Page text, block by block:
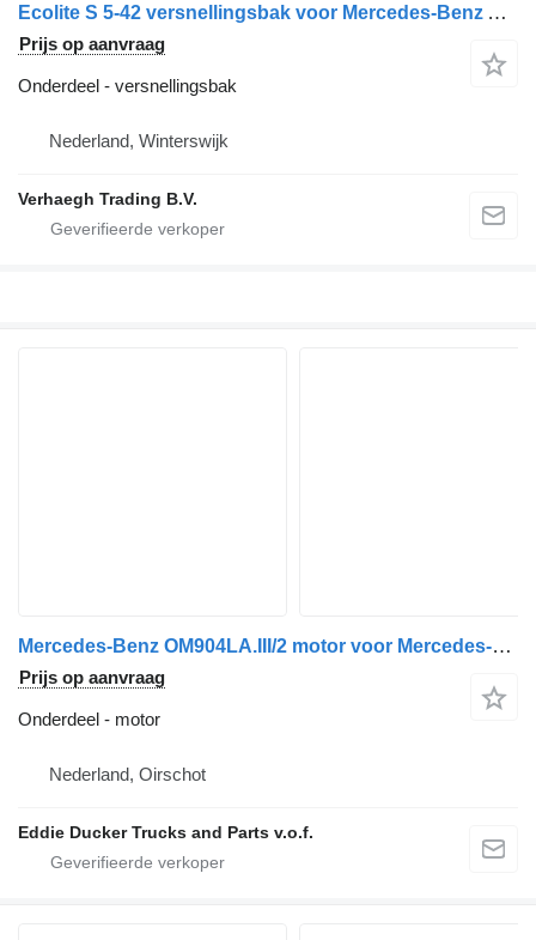
Ecolite S 5-42 versnellingsbak voor Mercedes-Benz Atego 815 vrachtwagen
Prijs op aanvraag
Onderdeel - versnellingsbak
Nederland, Winterswijk
Verhaegh Trading B.V.
Mercedes-Benz OM904LA.III/2 motor voor Mercedes-Benz ATEGO 815 vrachtwagen
Prijs op aanvraag
Onderdeel - motor
Nederland, Oirschot
Eddie Ducker Trucks and Parts v.o.f.